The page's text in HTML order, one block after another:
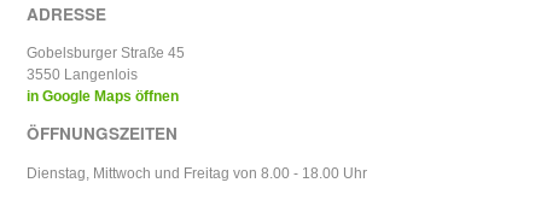
ADRESSE
Gobelsburger Straße 45
3550 Langenlois
in Google Maps öffnen
ÖFFNUNGSZEITEN
Dienstag, Mittwoch und Freitag von 8.00 - 18.00 Uhr